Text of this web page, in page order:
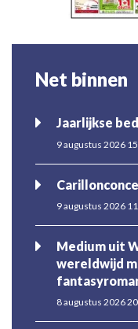
Net binnen
Jaarlijkse
9 augustus 2026
9 augustus 2026
Medium uit
wereldwijd
8 augustus 2026